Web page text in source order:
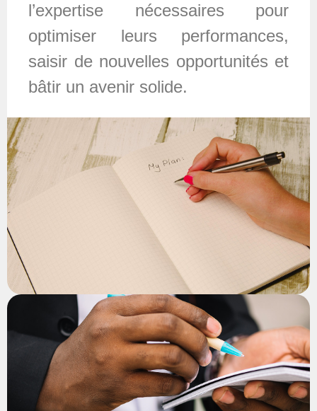
l’expertise nécessaires pour
optimiser leurs performances,
saisir de nouvelles opportunités et
bâtir un avenir solide.